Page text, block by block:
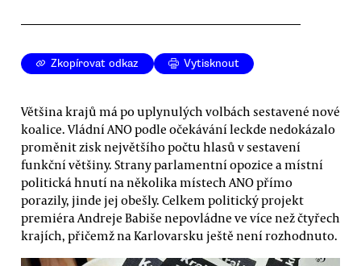
Zkopírovat odkaz Vytisknout
Většina krajů má po uplynulých volbách sestavené nové
koalice. Vládní ANO podle očekávání leckde nedokázalo
proměnit zisk největšího počtu hlasů v sestavení
funkční většiny. Strany parlamentní opozice a místní
politická hnutí na několika místech ANO přímo
porazily, jinde jej obešly. Celkem politický projekt
premiéra Andreje Babiše nepovládne ve více než čtyřech
krajích, přičemž na Karlovarsku ještě není rozhodnuto.